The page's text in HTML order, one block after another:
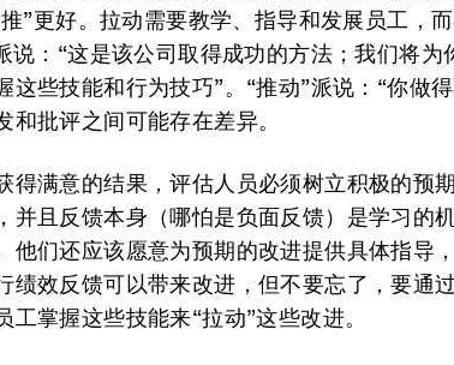
”更好。拉动需要教学、指导和发展员工，
说：“这是该公司取得成功的方法；我们将为
这些技能和行为技巧”。“推动”派说：“你做
和批评之间可能存在差异。
得满意的结果，评估人员必须树立积极的预
并且反馈本身（哪怕是负面反馈）是学习的
他们还应该愿意为预期的改进提供具体指导
绩效反馈可以带来改进，但不要忘了，要通
工掌握这些技能来“拉动”这些改进。